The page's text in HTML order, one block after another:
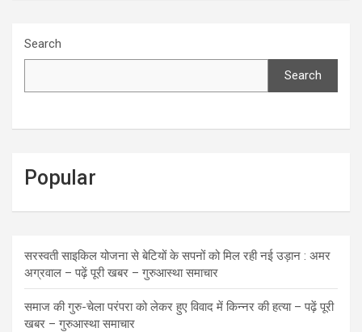
Search
Search
Popular
सरस्वती साइकिल योजना से बेटियों के सपनों को मिल रही नई उड़ान : अमर
अग्रवाल – पढ़ें पूरी खबर – गुरुआस्था समाचार
समाज की गुरु-चेला परंपरा को लेकर हुए विवाद में किन्नर की हत्या – पढ़ें पूरी
खबर – गुरुआस्था समाचार